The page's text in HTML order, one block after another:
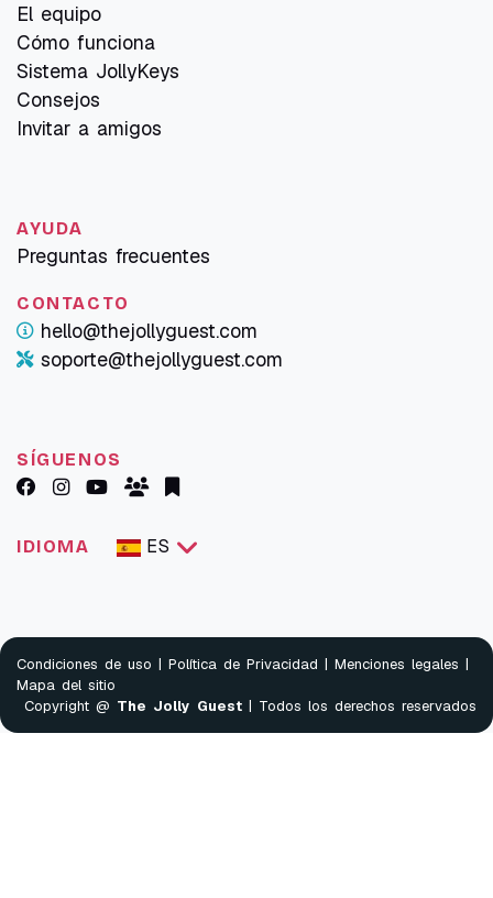
El equipo
Cómo funciona
Sistema JollyKeys
Consejos
Invitar a amigos
AYUDA
Preguntas frecuentes
CONTACTO
hello@thejollyguest.com
soporte@thejollyguest.com
SÍGUENOS
IDIOMA ES
Condiciones de uso | Política de Privacidad | Menciones legales |
Mapa del sitio
Copyright @ The Jolly Guest | Todos los derechos reservados